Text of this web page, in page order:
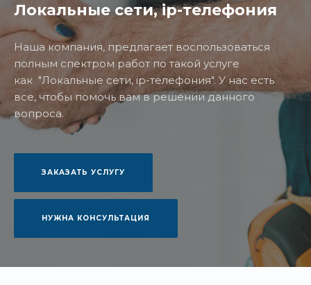
Локальные сети, ip-телефония
Наша компания, предлагает воспользоваться
полным спектром работ по такой услуге
как "Локальные сети, ip-телефония". У нас есть
все, чтобы помочь вам в решении данного
вопроса.
ЗАКАЗАТЬ УСЛУГУ
НУЖНА КОНСУЛЬТАЦИЯ